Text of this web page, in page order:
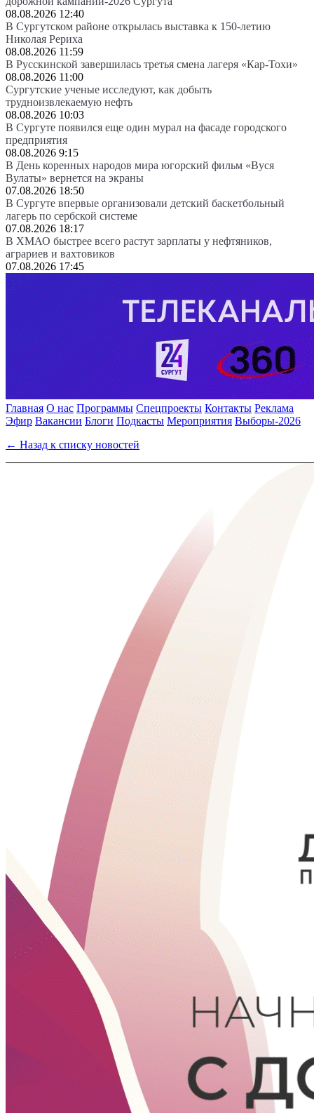
08.08.2026 12:40
В Сургутском районе открылась выставка к 150-летию
Николая Рериха
08.08.2026 11:59
В Русскинской завершилась третья смена лагеря «Кар-Тохи»
08.08.2026 11:00
Сургутские ученые исследуют, как добыть
трудноизвлекаемую нефть
08.08.2026 10:03
В Сургуте появился еще один мурал на фасаде городского
предприятия
08.08.2026 9:15
В День коренных народов мира югорский фильм «Вуся
Вулаты» вернется на экраны
07.08.2026 18:50
В Сургуте впервые организовали детский баскетбольный
лагерь по сербской системе
07.08.2026 18:17
В ХМАО быстрее всего растут зарплаты у нефтяников,
аграриев и вахтовиков
07.08.2026 17:45
Главная О нас Программы Спецпроекты Контакты Реклама
Эфир Вакансии Блоги Подкасты Мероприятия Выборы-2026
← Назад к списку новостей